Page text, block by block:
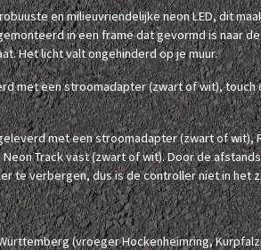
en milieuvriendelijke neon LED, dit
in een frame dat gevormd is naar
Het licht valt ongehinderd op je muur.
met een stroomadapter (zwart of wit), touch
met een stroomadapter (zwart of wit),
Track vast (zwart of wit). Door de
te verbergen, dus is de controller niet in het
(vroeger Hockenheimring,